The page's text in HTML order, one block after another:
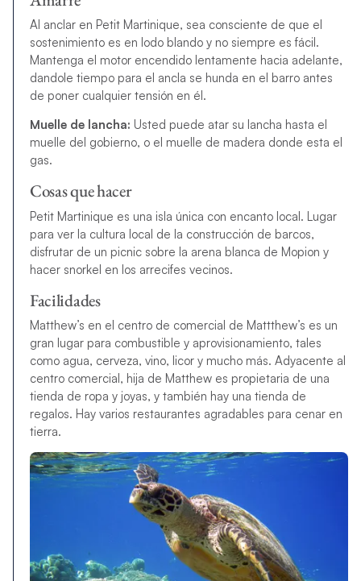
Al anclar en Petit Martinique, sea consciente de que el
sostenimiento es en lodo blando y no siempre es fácil.
Mantenga el motor encendido lentamente hacia adelante,
dandole tiempo para el ancla se hunda en el barro antes
de poner cualquier tensión en él.
Muelle de lancha: Usted puede atar su lancha hasta el
muelle del gobierno, o el muelle de madera donde esta el
gas.
Cosas que hacer
Petit Martinique es una isla única con encanto local. Lugar
para ver la cultura local de la construcción de barcos,
disfrutar de un picnic sobre la arena blanca de Mopion y
hacer snorkel en los arrecifes vecinos.
Facilidades
Matthew’s en el centro de comercial de Mattthew’s es un
gran lugar para combustible y aprovisionamiento, tales
como agua, cerveza, vino, licor y mucho más. Adyacente al
centro comercial, hija de Matthew es propietaria de una
tienda de ropa y joyas, y también hay una tienda de
regalos. Hay varios restaurantes agradables para cenar en
tierra.